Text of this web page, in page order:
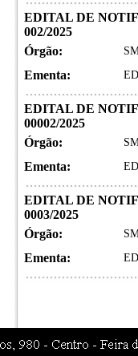
EDITAL DE
002/2025
Órgão:
Ementa:
EDITAL DE
00002/2025
Órgão:
Ementa:
EDITAL DE
0003/2025
Órgão:
Ementa: